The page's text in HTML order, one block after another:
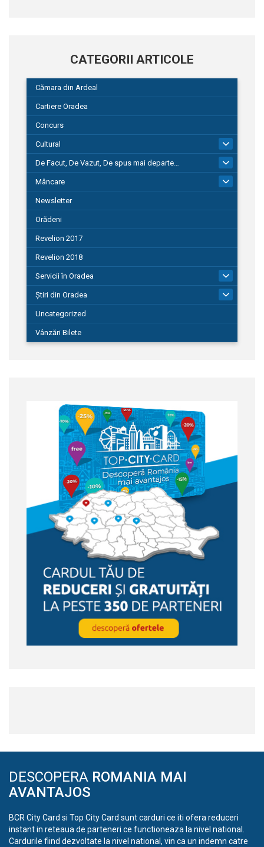
CATEGORII ARTICOLE
Cămara din Ardeal
Cartiere Oradea
Concurs
Cultural
De Facut, De Vazut, De spus mai departe…
580
Mâncare
Newsletter
Orădeni
Revelion 2017
Revelion 2018
Servicii în Oradea
Știri din Oradea
Uncategorized
Vânzări Bilete
DESCOPERA ROMANIA MAI
AVANTAJOS
BCR City Card si Top City Card sunt carduri ce iti ofera reduceri
instant in reteaua de parteneri ce functioneaza la nivel national.
Cardurile fiind dezvoltate la nivel national, vin ca un indemn catre